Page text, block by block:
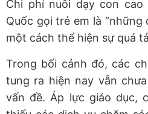
Chi phí nuôi dạy con cao
Quốc gọi trẻ em là “những
một cách thể hiện sự quá
Trong bối cảnh đó, các
tung ra hiện nay vẫn
vấn đề. Áp lực giáo dục,